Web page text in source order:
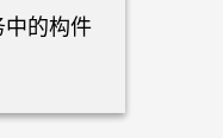
的构件